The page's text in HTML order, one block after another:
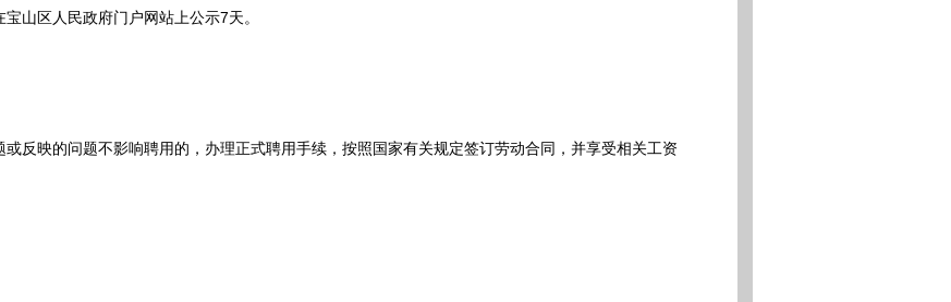
山区人民政府门户网站上公示7天。
映的问题不影响聘用的，办理正式聘用手续，按照国家有关规定签订劳动合同，并享受相关工资